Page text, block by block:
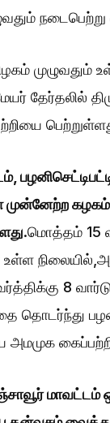
நடைபெற்று
முழுவதும்
தேர்தலில்
முன்னேற்ற கழகம்
.மொத்தம் 15
உள்ள
8
தொடர்ந்து
அமமுக
மாவட்டம்